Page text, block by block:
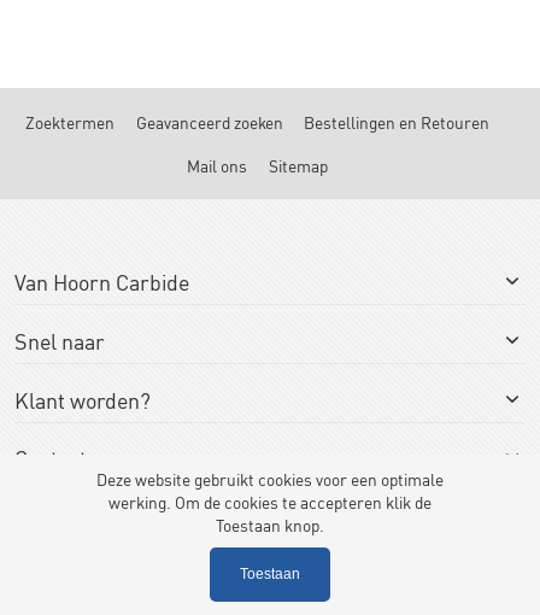
Zoektermen Geavanceerd zoeken
Bestellingen en Retouren
Mail ons
Sitemap
Van Hoorn Carbide
Snel naar
Klant worden?
Contact
© Van Hoorn Carbide
Deze website gebruikt cookies voor een optimale
werking. Om de cookies te accepteren klik de
Toestaan knop.
Toestaan